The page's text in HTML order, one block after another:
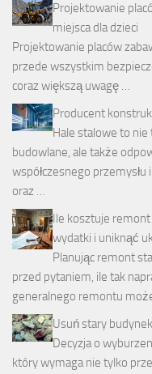
Projektowanie
miejsca dla dzieci
Projektowanie placów
przede wszystkim
coraz większą uwagę …
Producent
Hale stalowe to
budowlane, ale także
współczesnego
oraz …
Ile kosztuje
wydatki i uniknąć
Planując remont
przed pytaniem, ile tak
generalnego remontu
Usuń stary
Decyzja o
który wymaga nie tylko